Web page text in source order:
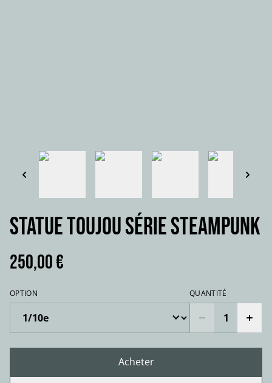
STATUE TOUJOU série steampunk
250,00 €
OPTION QUANTITÉ
Acheter